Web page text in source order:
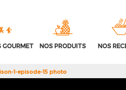
GOURMET NOS PRODUITS NOS
1-episode-15 photo